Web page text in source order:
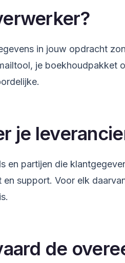
in jouw opdracht
je boekhoudpakket
je
en partijen die
support. Voor elk
de